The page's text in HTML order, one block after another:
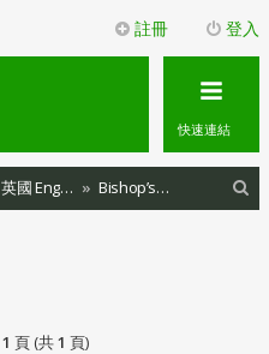
登入
註冊
快速連結
英國 England Bishop’s Stortford
1 頁 (共1 頁)